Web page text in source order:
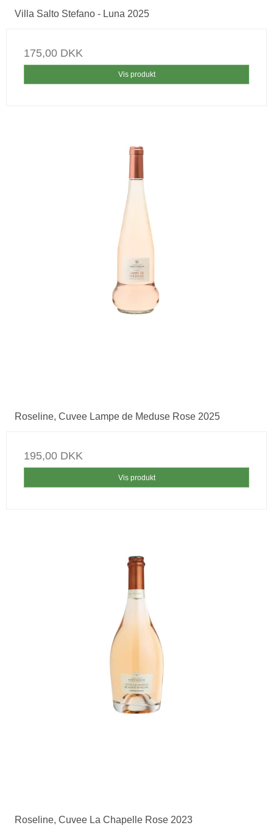
Villa Salto Stefano - Luna 2025
175,00 DKK
Vis produkt
Roseline, Cuvee Lampe de Meduse Rose 2025
195,00 DKK
Vis produkt
Roseline, Cuvee La Chapelle Rose 2023